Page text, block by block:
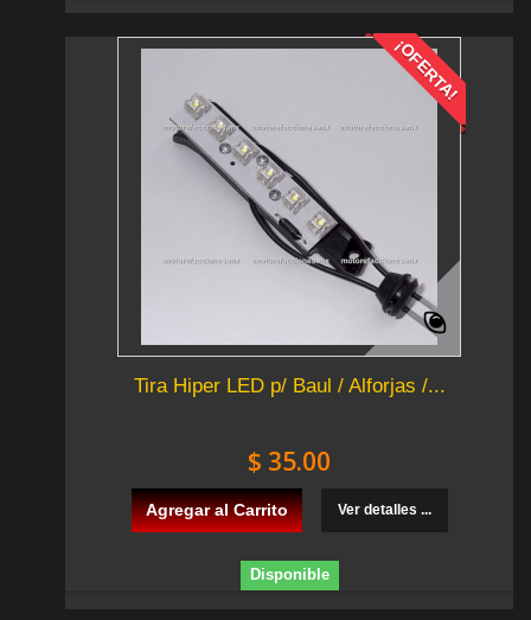
¡OFERTA!
Tira Hiper LED p/ Baul / Alforjas /...
$ 35.00
Agregar al Carrito Ver detalles ...
Disponible